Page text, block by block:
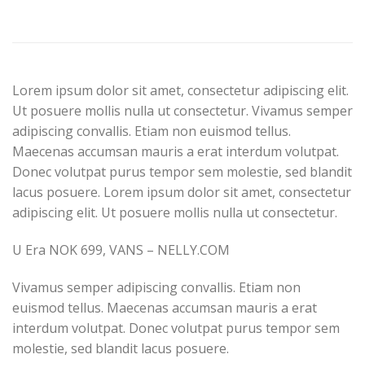
Lorem ipsum dolor sit amet, consectetur adipiscing elit.
Ut posuere mollis nulla ut consectetur. Vivamus semper
adipiscing convallis. Etiam non euismod tellus.
Maecenas accumsan mauris a erat interdum volutpat.
Donec volutpat purus tempor sem molestie, sed blandit
lacus posuere. Lorem ipsum dolor sit amet, consectetur
adipiscing elit. Ut posuere mollis nulla ut consectetur.
U Era NOK 699, VANS – NELLY.COM
Vivamus semper adipiscing convallis. Etiam non
euismod tellus. Maecenas accumsan mauris a erat
interdum volutpat. Donec volutpat purus tempor sem
molestie, sed blandit lacus posuere.